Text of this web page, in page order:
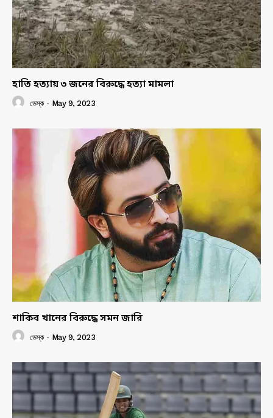
হাতি হত্যায় ৩ জনের বিরুদ্ধে হত্যা মামলা
ডেস্ক - May 9, 2023
শাকিব খানের বিরুদ্ধে সমন জারি
ডেস্ক - May 9, 2023